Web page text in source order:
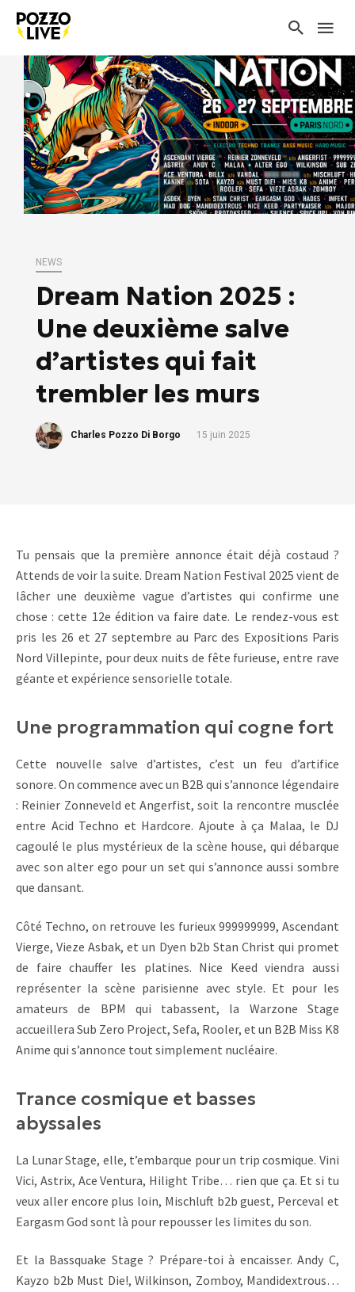
NEWS
Dream Nation 2025 :
Une deuxième salve
d’artistes qui fait
trembler les murs
Charles Pozzo Di Borgo 15 juin 2025
Tu pensais que la première annonce était déjà costaud ?
Attends de voir la suite. Dream Nation Festival 2025 vient de
lâcher une deuxième vague d’artistes qui confirme une
chose : cette 12e édition va faire date. Le rendez-vous est
pris les 26 et 27 septembre au Parc des Expositions Paris
Nord Villepinte, pour deux nuits de fête furieuse, entre rave
géante et expérience sensorielle totale.
Une programmation qui cogne fort
Cette nouvelle salve d’artistes, c’est un feu d’artifice
sonore. On commence avec un B2B qui s’annonce légendaire
: Reinier Zonneveld et Angerfist, soit la rencontre musclée
entre Acid Techno et Hardcore. Ajoute à ça Malaa, le DJ
cagoulé le plus mystérieux de la scène house, qui débarque
avec son alter ego pour un set qui s’annonce aussi sombre
que dansant.
Côté Techno, on retrouve les furieux 999999999, Ascendant
Vierge, Vieze Asbak, et un Dyen b2b Stan Christ qui promet
de faire chauffer les platines. Nice Keed viendra aussi
représenter la scène parisienne avec style. Et pour les
amateurs de BPM qui tabassent, la Warzone Stage
accueillera Sub Zero Project, Sefa, Rooler, et un B2B Miss K8
Anime qui s’annonce tout simplement nucléaire.
Trance cosmique et basses
abyssales
La Lunar Stage, elle, t’embarque pour un trip cosmique. Vini
Vici, Astrix, Ace Ventura, Hilight Tribe… rien que ça. Et si tu
veux aller encore plus loin, Mischluft b2b guest, Perceval et
Eargasm God sont là pour repousser les limites du son.
Et la Bassquake Stage ? Prépare-toi à encaisser. Andy C,
Kayzo b2b Must Die!, Wilkinson, Zomboy, Mandidextrous…